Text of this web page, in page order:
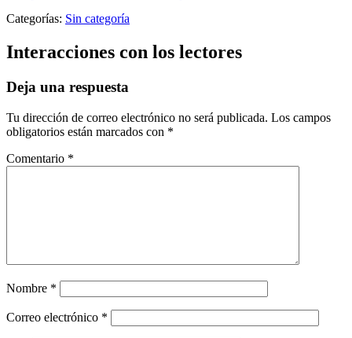
Categorías: Sin categoría
Interacciones con los lectores
Deja una respuesta
Tu dirección de correo electrónico no será publicada. Los campos
obligatorios están marcados con *
Comentario *
Nombre *
Correo electrónico *